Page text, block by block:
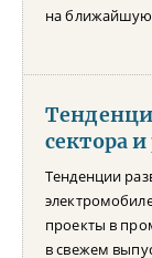
на ближайшую
сектора
Тенденции
проекты в
в свежем